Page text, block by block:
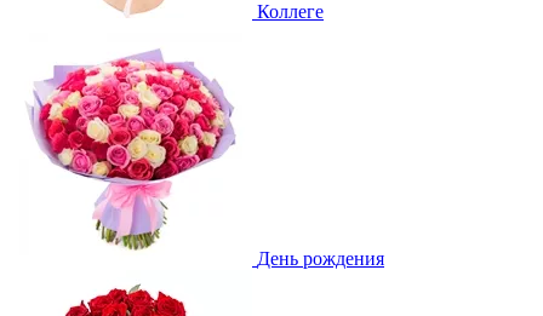
Коллеге
День рождения